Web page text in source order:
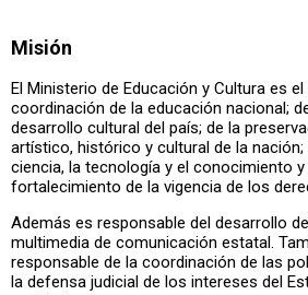
Misión
El Ministerio de Educación y Cultura es
coordinación de la educación nacional;
desarrollo cultural del país; de la
artístico, histórico y cultural de la
ciencia, la tecnología y el conocimiento
fortalecimiento de la vigencia de los
Además es responsable del desarrollo
multimedia de comunicación estatal.
responsable de la coordinación de las
la defensa judicial de los intereses del